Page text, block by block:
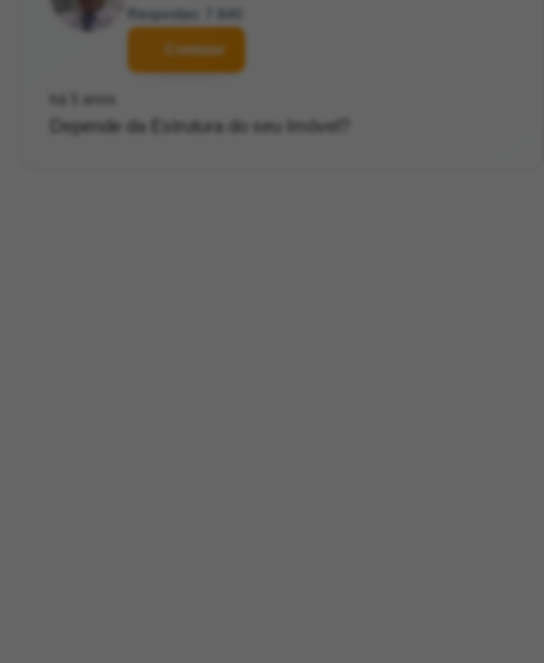
Respostas: 7.840
Contatar
há 5 anos
Depende da Estrutura do seu Imóvel?